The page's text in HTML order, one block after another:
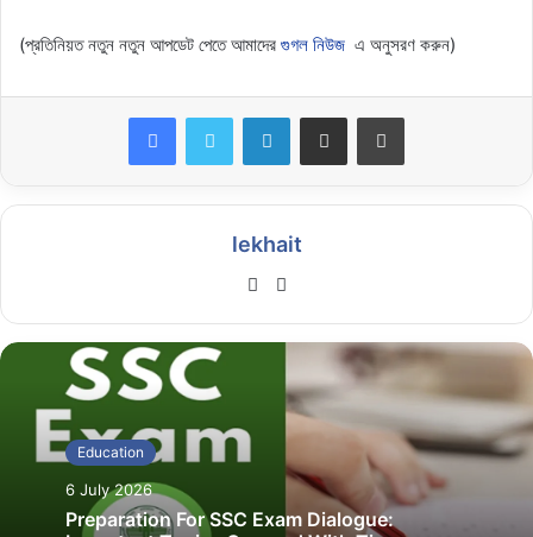
(প্রতিনিয়ত নতুন নতুন আপডেট পেতে আমাদের গুগল নিউজ এ অনুসরণ করুন)
LinkedInShare via Email Print
lekhait
Website
Education
6 July 2026
Preparation For SSC Exam Dialogue: